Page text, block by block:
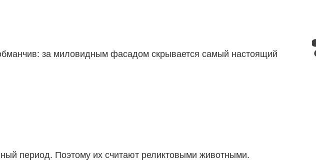
за миловидным фасадом скрывается самый настоящий
период. Поэтому их считают реликтовыми животными.